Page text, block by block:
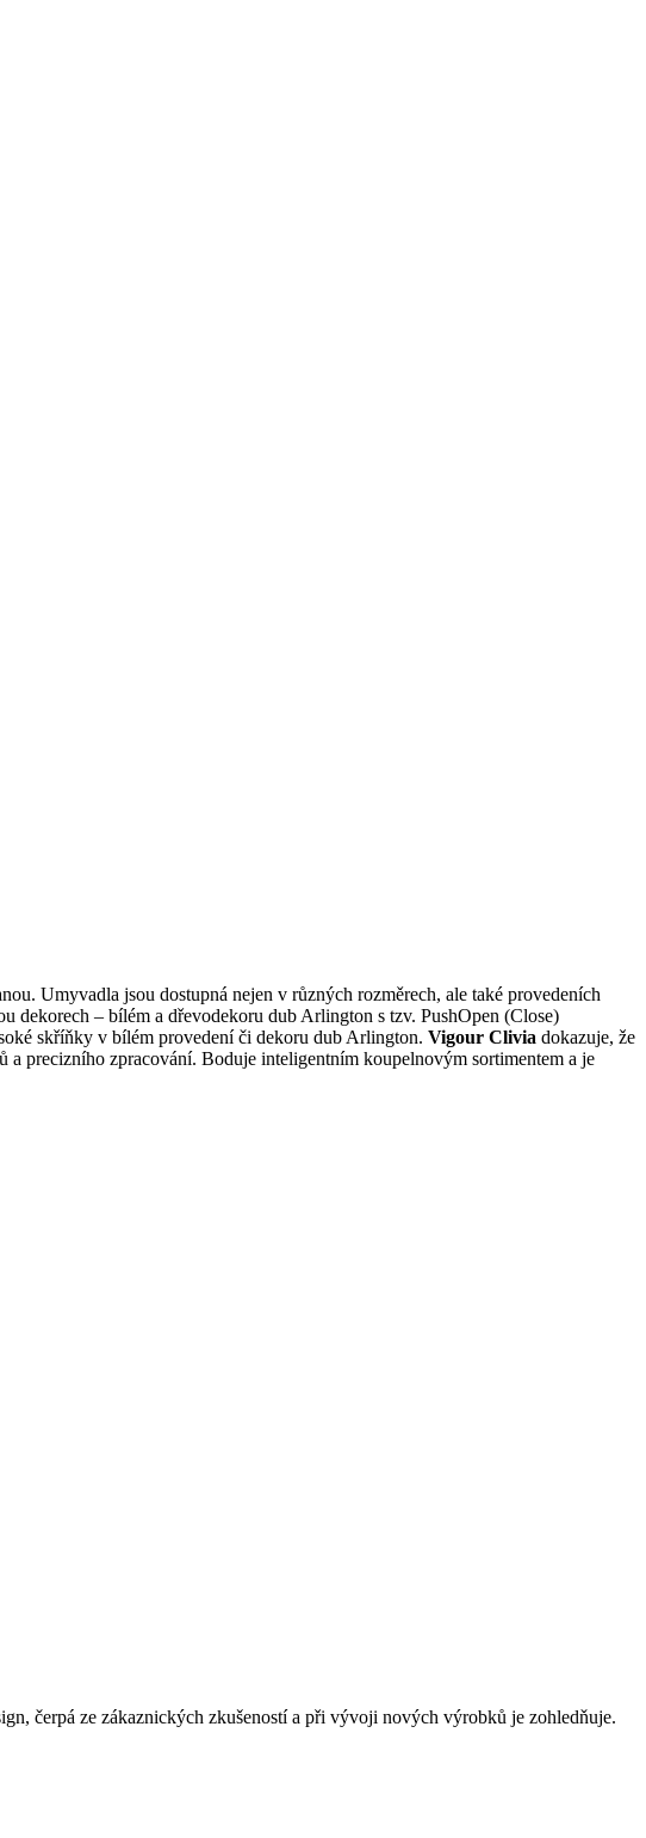
Umyvadla jsou dostupná nejen v různých rozměrech, ale také provedeních
dekorech – bílém a dřevodekoru dub Arlington s tzv. PushOpen (Close)
skříňky v bílém provedení či dekoru dub Arlington. Vigour Clivia dokazuje, že
precizního zpracování. Boduje inteligentním koupelnovým sortimentem a je
čerpá ze zákaznických zkušeností a při vývoji nových výrobků je zohledňuje.